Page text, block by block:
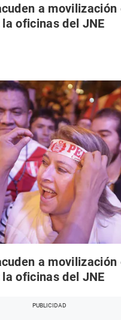
a movilización
oficinas del JNE
a movilización
oficinas del JNE